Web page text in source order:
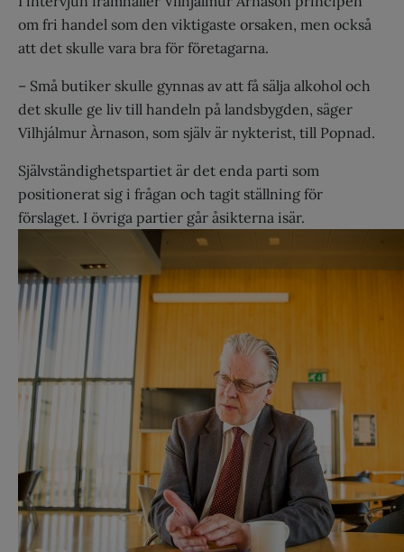
om fri handel som den viktigaste orsaken, men också
att det skulle vara bra för företagarna.
– Små butiker skulle gynnas av att få sälja alkohol och
det skulle ge liv till handeln på landsbygden, säger
Vilhjálmur Àrnason, som själv är nykterist, till Popnad.
Självständighetspartiet är det enda parti som
positionerat sig i frågan och tagit ställning för
förslaget. I övriga partier går åsikterna isär.